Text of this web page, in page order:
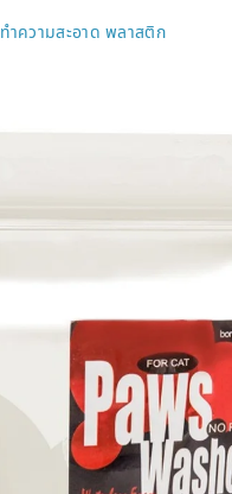
ทำความสะอาด พลาสติก